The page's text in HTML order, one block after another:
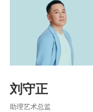
刘守正
助理艺术总监